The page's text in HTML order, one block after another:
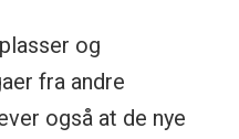
og
fra andre
også at de nye